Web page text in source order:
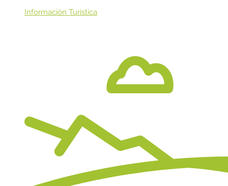
Información Turística